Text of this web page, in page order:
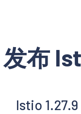
发布
Istio 1.27.9